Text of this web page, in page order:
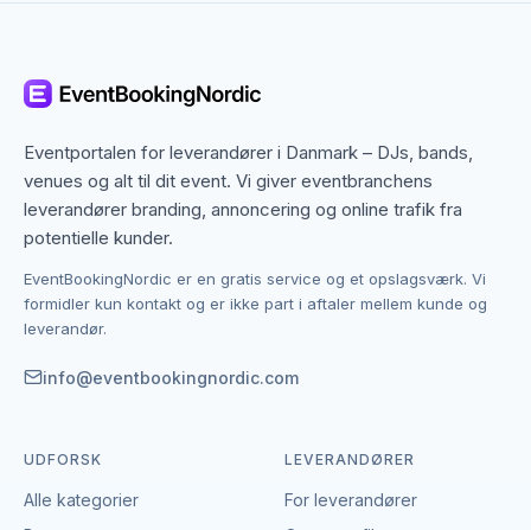
bredt i regionen. Det betyder, at du ikke kun finder
nabobyer, der gerne dækker området. Det giver flere
muligheder, hvis du har en bestemt stil, et bestemt
budget eller en speciel ramme i tankerne.
enkelte leverandør af slush ice & soft ice.
EventBookingNordic er en åben portal – vi tager
egne vilkår. Det giver mulighed for at forhandle pris,
Eventportalen for leverandører i Danmark – DJs, bands,
venues og alt til dit event. Vi giver eventbranchens
leverandører branding, annoncering og online trafik fra
potentielle kunder.
EventBookingNordic er en gratis service og et opslagsværk. Vi
formidler kun kontakt og er ikke part i aftaler mellem kunde og
leverandør.
info@eventbookingnordic.com
UDFORSK
Alle kategorier
LEVERANDØRER
For leverandører